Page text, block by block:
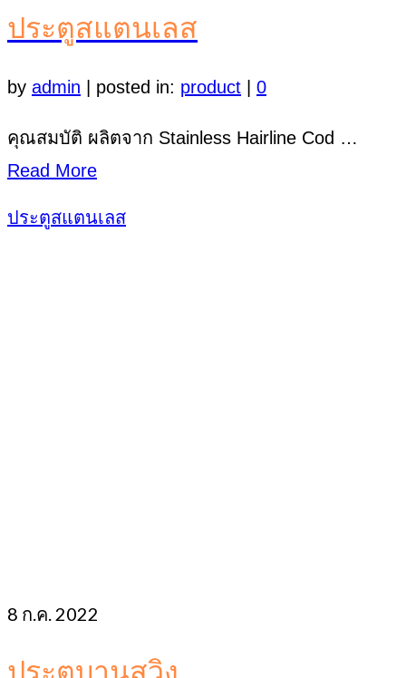
ประตูสแตนเลส
by admin | posted in: product | 0
คุณสมบัติ ผลิตจาก Stainless Hairline Cod …
Read More
ประตูสแตนเลส
8 ก.ค. 2022